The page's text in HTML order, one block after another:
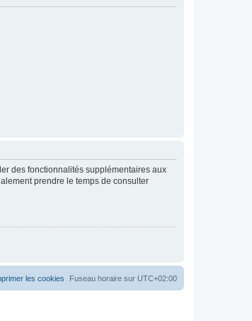
des fonctionnalités supplémentaires aux
prendre le temps de consulter
Fuseau horaire sur UTC+02:00
les cookies